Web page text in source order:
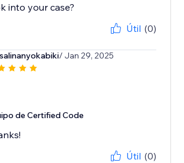
into your case?
Útil (0)
/ Jan 29, 2025
de Certified Code
Útil (0)